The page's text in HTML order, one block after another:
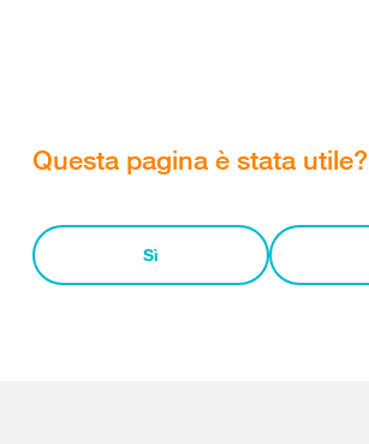
Questa pagina è stata utile?
Sì